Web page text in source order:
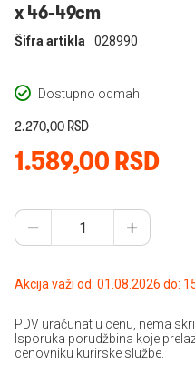
x 46-49cm
Dostupno odmah
Šifra artikla 028990
1.589,00 RSD
2.270,00 RSD
Akcija važi od: 01.08.2026 do:
PDV uračunat u cenu, nema
Isporuka porudžbina koje
cenovniku kurirske službe.